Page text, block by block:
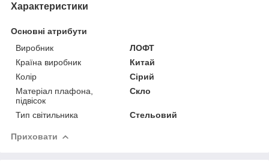
Характеристики
Основні атрибути
Виробник
ЛОФТ
Країна виробник
Китай
Колір
Сірий
Матеріал плафона,
підвісок
Скло
Тип світильника Стельовий
Приховати